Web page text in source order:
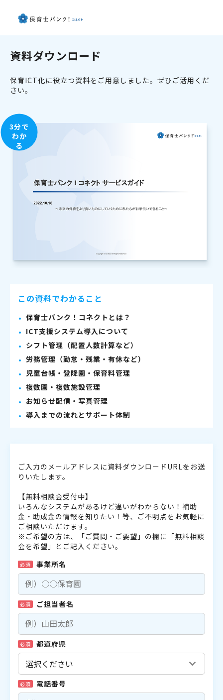
資料ダウンロード
保育ICT化に役立つ資料をご用意しました。ぜひご活用くだ
さい。
3分で
わか
る
この資料でわかること
保育士バンク！コネクトとは？
ICT支援システム導入について
シフト管理（配置人数計算など）
労務管理（勤怠・残業・有休など）
児童台帳・登降園・保育料管理
複数園・複数施設管理
お知らせ配信・写真管理
導入までの流れとサポート体制
ご入力のメールアドレスに資料ダウンロードURLをお送
りいたします。
【無料相談会受付中】
いろんなシステムがあるけど違いがわからない！補助
金・助成金の情報を知りたい！等、ご不明点をお気軽に
ご相談いただけます。
※ご希望の方は、「ご質問・ご要望」の欄に「無料相談
会を希望」とご記入ください。
必須 事業所名
必須 ご担当者名
必須 都道府県
必須 電話番号